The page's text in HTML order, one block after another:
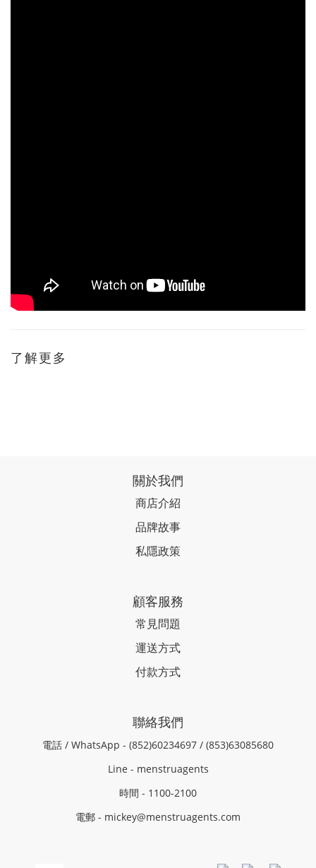
了解更多
關於我們
商店介紹
品牌故事
私隱政策
顧客服務
常見問題
運送方式
付款方式
聯絡我們
電話 / WhatsApp - (852)60234697 / (853)63085680
Line - menstruagents
時間 - 1100-2100
電郵 - mickey@menstruagents.com